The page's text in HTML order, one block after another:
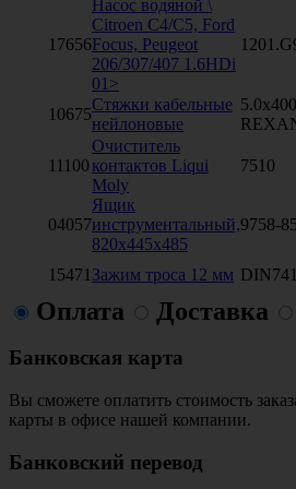
17656
Насос водяной \
Citroen C4/C5, Ford
Focus, Peugeot
206/307/407 1.6HDi
01>
10675
Стяжки кабельные
нейлоновые
11100
Очиститель
контактов Liqui
Moly
7510
04057
Ящик
инструментальный,
820х445х485
9758-
15471 Зажим троса 12 мм
Оплата Доставка
Банковская карта
Вы сможете оплатить стоимость
карты в офисе нашей компании.
Банковский перевод